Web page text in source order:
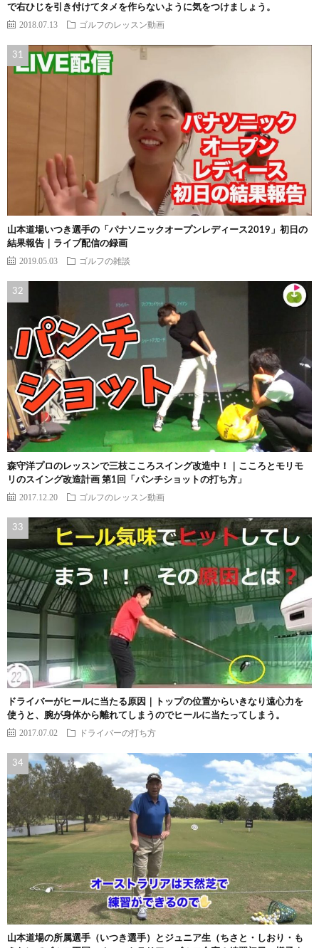
で右ひじを引き付けてタメを作らないように気をつけましょう。
2018.07.13 ゴルフのレッスン動画
山本道場いつき選手の「パナソニックオープンレディース2019」初日の
結果報告｜ライブ配信の録画
2019.05.03 ゴルフの雑談
森守洋プロのレッスンで三枝こころスイング改造中！｜こころとモリモ
リのスイング改造計画 第1回「パンチショットの打ち方」
2017.12.20 ゴルフのレッスン動画
ドライバーがヒールに当たる原因｜トップの位置からいきなり遠心力を
使うと、腕が身体から離れてしまうのでヒールに当たってしまう。
2017.07.02 ドライバーの打ち方
山本道場の所属選手（いつき選手）とジュニア生（ちさと・しおり・も